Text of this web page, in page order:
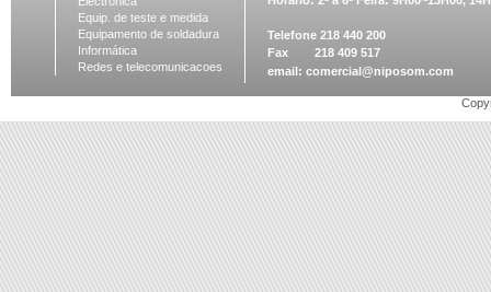
Equip. de teste e medida
Equipamento de soldadura
Informática
Redes e telecomunicacoes
Telefone 218 440 200
Fax 218 409 517
email: comercial@niposom.com